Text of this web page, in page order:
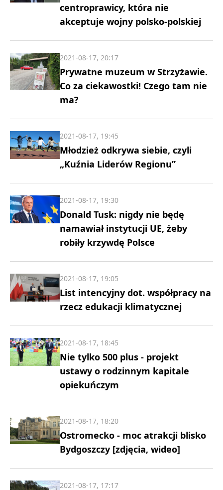
centroprawicy, która nie
akceptuje wojny polsko-polskiej
Prywatne muzeum w Strzyżawie.
Co za ciekawostki! Czego tam nie
ma?
2021-08-17, 20:17
Młodzież odkrywa siebie, czyli
„Kuźnia Liderów Regionu”
2021-08-17, 19:45
Donald Tusk: nigdy nie będę
namawiał instytucji UE, żeby
robiły krzywdę Polsce
2021-08-17, 19:30
List intencyjny dot. współpracy na
rzecz edukacji klimatycznej
2021-08-17, 19:05
Nie tylko 500 plus - projekt
ustawy o rodzinnym kapitale
opiekuńczym
2021-08-17, 18:45
Ostromecko - moc atrakcji blisko
Bydgoszczy [zdjęcia, wideo]
2021-08-17, 18:20
2021-08-17, 17:17